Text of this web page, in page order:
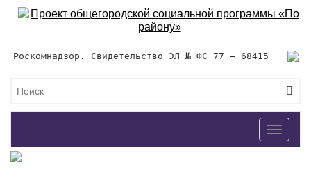
Роскомнадзор. Свидетельство ЭЛ № ФС 77 – 68415
Toggle